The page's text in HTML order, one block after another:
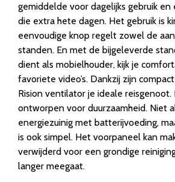
gemiddelde voor dagelijks gebruik en
die extra hete dagen. Het gebruik is
eenvoudige knop regelt zowel de
standen. En met de bijgeleverde
dient als mobielhouder, kijk je
favoriete video’s. Dankzij zijn
Rision ventilator je ideale reisgenoot.
ontworpen voor duurzaamheid. Niet
energiezuinig met batterijvoeding,
is ook simpel. Het voorpaneel kan
verwijderd voor een grondige
langer meegaat.